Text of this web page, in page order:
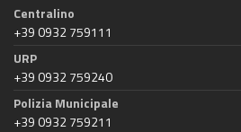
Centralino
+39 0932 759111
URP
+39 0932 759240
Polizia Municipale
+39 0932 759211